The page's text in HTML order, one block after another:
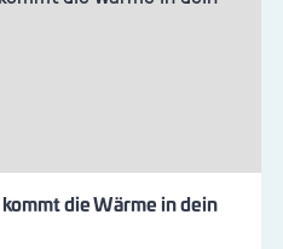
die Wärme in dein